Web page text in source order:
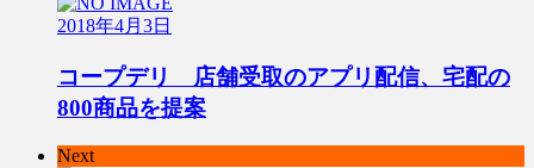
2018年4月3日
コープデリ 店舗受取のアプリ配信、宅配の
800商品を提案
Next